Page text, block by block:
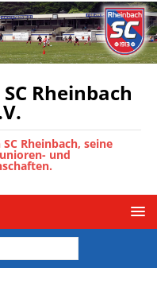
Rheinbach
Rheinbach, seine
und